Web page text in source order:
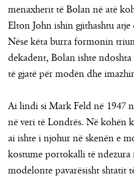
menaxherit të Bolan në atë
Elton John ishin gjithashtu atje
Nëse këta burra formonin
dekadent, Bolan ishte
të gjatë për modën dhe
Ai lindi si Mark Feld në 1947
në veri të Londrës. Në kohën
ai ishte i njohur në skenën e
kostume portokalli të ndezura
modelonte pavarësisht shtatit